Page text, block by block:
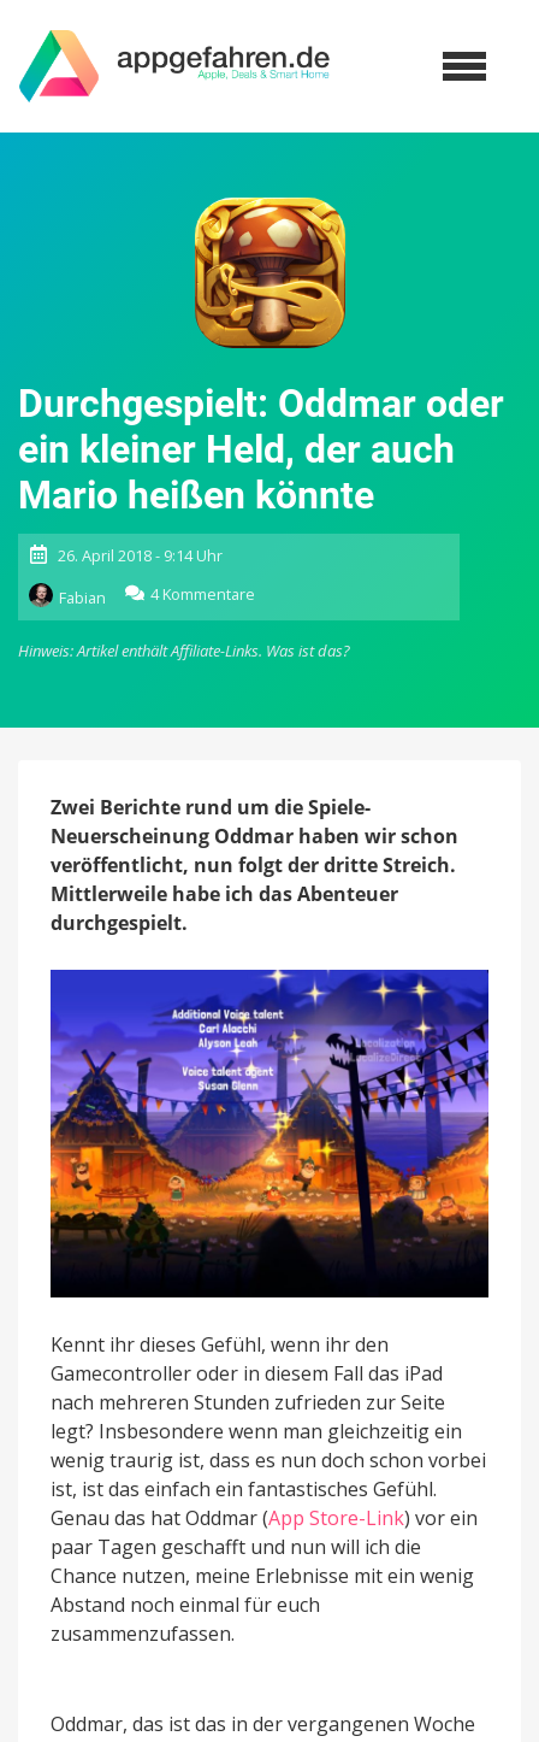
Durchgespielt: Oddmar oder
ein kleiner Held, der auch
Mario heißen könnte
26. April 2018 - 9:14 Uhr
Fabian
4 Kommentare
Durchgespielt:
oder
Held,
Mario
heißen
könnte
Hinweis: Artikel enthält Affiliate-Links. Was ist das?
Zwei Berichte rund um die Spiele-
Neuerscheinung Oddmar haben wir schon
veröffentlicht, nun folgt der dritte Streich.
Mittlerweile habe ich das Abenteuer
durchgespielt.
Kennt ihr dieses Gefühl, wenn ihr den
Gamecontroller oder in diesem Fall das iPad
nach mehreren Stunden zufrieden zur Seite
legt? Insbesondere wenn man gleichzeitig ein
wenig traurig ist, dass es nun doch schon vorbei
ist, ist das einfach ein fantastisches Gefühl.
Genau das hat Oddmar (App Store-Link) vor ein
paar Tagen geschafft und nun will ich die
Chance nutzen, meine Erlebnisse mit ein wenig
Abstand noch einmal für euch
zusammenzufassen.
Oddmar, das ist das in der vergangenen Woche